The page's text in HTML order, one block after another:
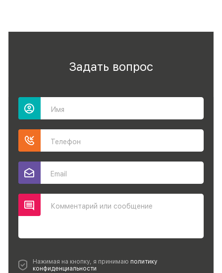
Задать вопрос
Имя
Телефон
Email
Комментарий или сообщение
Нажимая на кнопку, я принимаю политику
конфиденциальности